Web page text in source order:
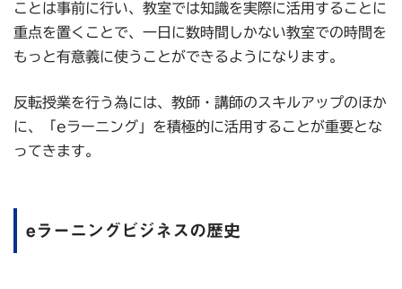
ことは事前に行い、教室では知識を実際に活用することに
重点を置くことで、一日に数時間しかない教室での時間を
もっと有意義に使うことができるようになります。
反転授業を行う為には、教師・講師のスキルアップのほか
に、「eラーニング」を積極的に活用することが重要とな
ってきます。
eラーニングビジネスの歴史